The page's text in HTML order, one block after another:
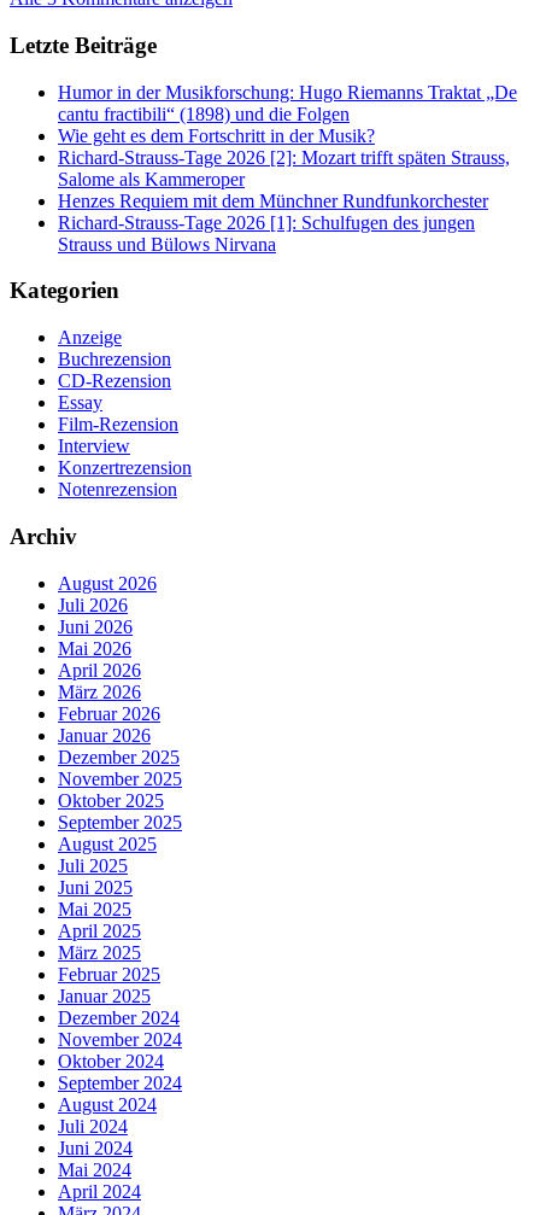
Letzte Beiträge
Humor in der Musikforschung: Hugo Riemanns Traktat „De
cantu fractibili“ (1898) und die Folgen
Wie geht es dem Fortschritt in der Musik?
Richard-Strauss-Tage 2026 [2]: Mozart trifft späten Strauss,
Salome als Kammeroper
Henzes Requiem mit dem Münchner Rundfunkorchester
Richard-Strauss-Tage 2026 [1]: Schulfugen des jungen
Strauss und Bülows Nirvana
Kategorien
Anzeige
Buchrezension
CD-Rezension
Essay
Film-Rezension
Interview
Konzertrezension
Notenrezension
Archiv
August 2026
Juli 2026
Juni 2026
Mai 2026
April 2026
März 2026
Februar 2026
Januar 2026
Dezember 2025
November 2025
Oktober 2025
September 2025
August 2025
Juli 2025
Juni 2025
Mai 2025
April 2025
März 2025
Februar 2025
Januar 2025
Dezember 2024
November 2024
Oktober 2024
September 2024
August 2024
Juli 2024
Juni 2024
Mai 2024
April 2024